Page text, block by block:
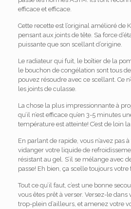
efficace et efficace.
Cette recette est l’original amélioré de
pensant aux joints de tête. Sa force
puissante que son scellant d’origine.
Le radiateur qui fuit, le boîtier de la
le bouchon de congélation sont tous
pouvez résoudre avec ce scellant. Ce
les joints de culasse.
La chose la plus impressionnante à
qu’il n’est efficace qu’en 3-5 minutes
température est atteinte! C’est de loin
En parlant de rapide, vous n’avez pas
vidanger votre liquide de
résistant au gel. S’il se mélange avec
passe! Eh bien, ça scelle toujours votre
Tout ce qu’il faut, c’est une bonne
vous êtes prêt à verser. Versez-le dans
trop-plein d’ailleurs, et amenez votre